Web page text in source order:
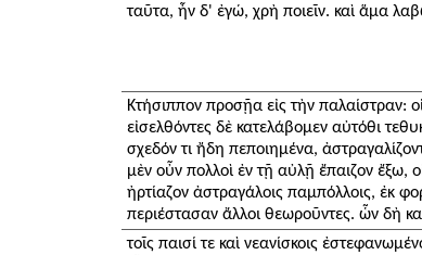
ταῦτα, ἦν δ' ἐγώ, χρὴ ποιεῖν. καὶ ἅμα
Κτήσιππον προσῇα εἰς τὴν παλαίστραν:
εἰσελθόντες δὲ κατελάβομεν αὐτόθι
σχεδόν τι ἤδη πεποιημένα,
μὲν οὖν πολλοὶ ἐν τῇ αὐλῇ ἔπαιζον ἔξω,
ἠρτίαζον ἀστραγάλοις παμπόλλοις, ἐκ
περιέστασαν ἄλλοι θεωροῦντες. ὧν δὴ
τοῖς παισί τε καὶ νεανίσκοις